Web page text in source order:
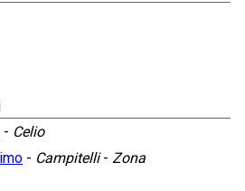
- Celio
- Campitelli- Zona